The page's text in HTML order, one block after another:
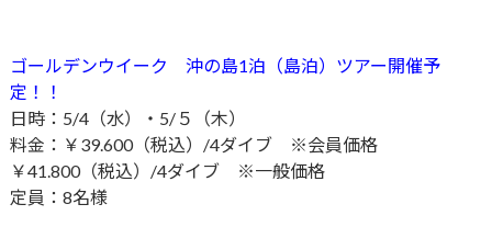
ゴールデンウイーク 沖の島1泊（島泊）ツアー開催予
定！！
日時：5/4（水）・5/５（木）
料金：￥39.600（税込）/4ダイブ ※会員価格
￥41.800（税込）/4ダイブ ※一般価格
定員：8名様